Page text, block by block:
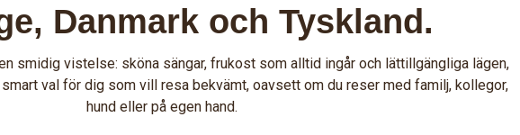
Danmark och Tyskland.
smidig vistelse: sköna sängar, frukost som alltid ingår och lättillgängliga lägen,
val för dig som vill resa bekvämt, oavsett om du reser med familj, kollegor,
hund eller på egen hand.